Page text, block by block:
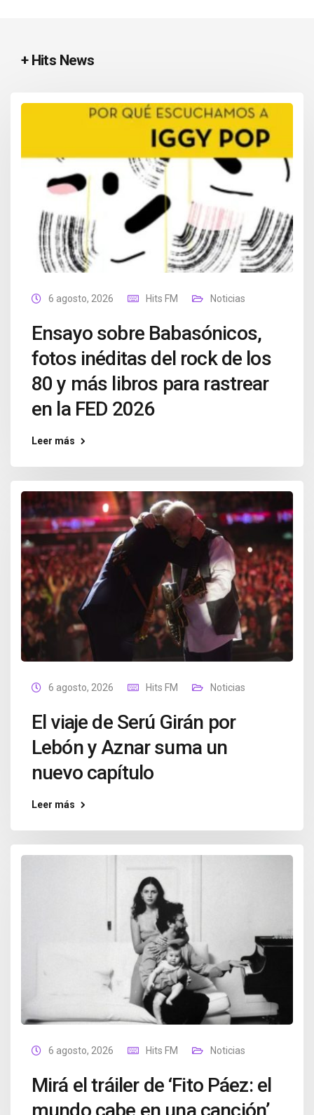
+ Hits News
6 agosto, 2026 Hits FM Noticias
Ensayo sobre Babasónicos,
fotos inéditas del rock de los
80 y más libros para rastrear
en la FED 2026
Leer más
6 agosto, 2026 Hits FM Noticias
El viaje de Serú Girán por
Lebón y Aznar suma un
nuevo capítulo
Leer más
6 agosto, 2026 Hits FM Noticias
Mirá el tráiler de ‘Fito Páez: el